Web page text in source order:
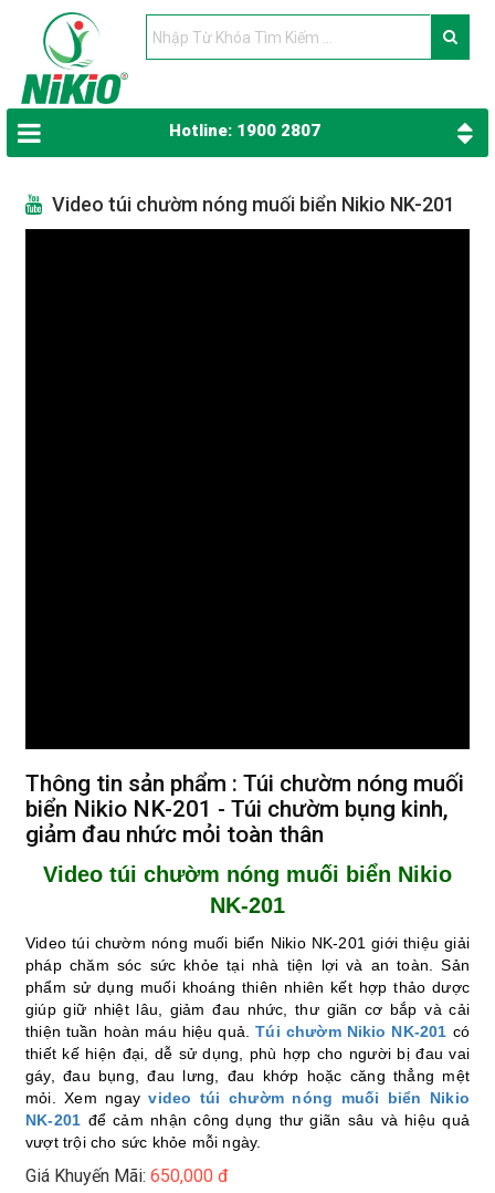
Hotline: 1900 2807
Video túi chườm nóng muối biển Nikio NK-201
Thông tin sản phẩm : Túi chườm nóng muối
biển Nikio NK-201 - Túi chườm bụng kinh,
giảm đau nhức mỏi toàn thân
Video túi chườm nóng muối biển Nikio
NK-201
Video túi chườm nóng muối biển Nikio NK-201 giới thiệu giải
pháp chăm sóc sức khỏe tại nhà tiện lợi và an toàn. Sản
phẩm sử dụng muối khoáng thiên nhiên kết hợp thảo dược
giúp giữ nhiệt lâu, giảm đau nhức, thư giãn cơ bắp và cải
thiện tuần hoàn máu hiệu quả.Túi chườm Nikio NK-201 có
thiết kế hiện đại, dễ sử dụng, phù hợp cho người bị đau vai
gáy, đau bụng, đau lưng, đau khớp hoặc căng thẳng mệt
mỏi. Xem ngayvideo túi chườm nóng muối biển Nikio
NK-201 để cảm nhận công dụng thư giãn sâu và hiệu quả
vượt trội cho sức khỏe mỗi ngày.
Giá Khuyến Mãi: 650,000 đ